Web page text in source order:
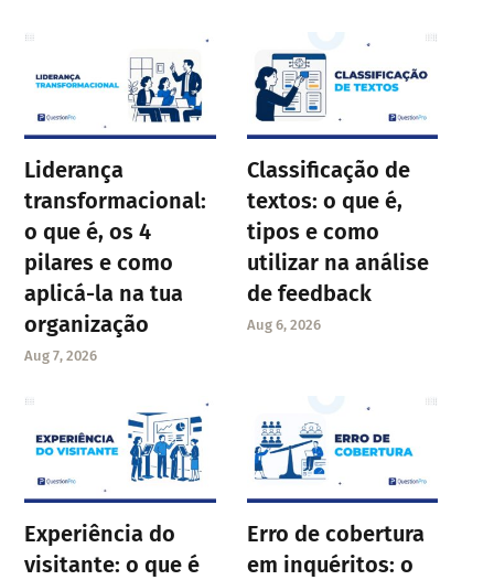
Liderança
transformacional:
o que é, os 4
pilares e como
aplicá-la na tua
organização
Aug 7, 2026
Classificação de
textos: o que é,
tipos e como
utilizar na análise
de feedback
Aug 6, 2026
Experiência do
visitante: o que é
Erro de cobertura
em inquéritos: o